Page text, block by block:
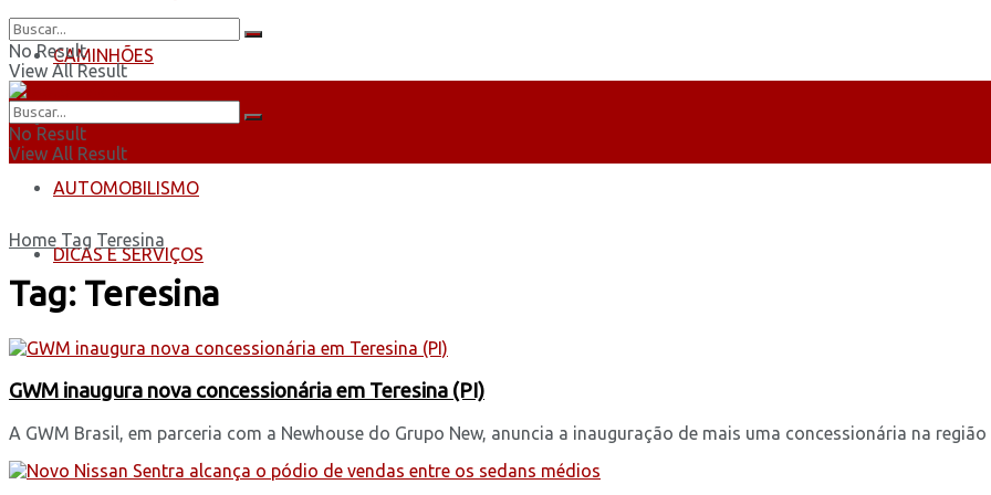
CAMINHÕES
ÔNIBUS
AUTOMOBILISMO
DICAS E SERVIÇOS
No Result
View All Result
No Result
View All Result
Home Tag Teresina
Tag: Teresina
GWM inaugura nova concessionária em Teresina (PI)
A GWM Brasil, em parceria com a Newhouse do Grupo New, anuncia a inauguração de mais uma concessionária na região